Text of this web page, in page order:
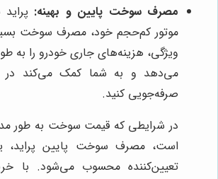
مصرف سوخت پایین و بهینه:
موتور کم‌حجم خود، مصرف سوخت
ویژگی، هزینه‌های جاری خودرو را
می‌دهد و به شما کمک می‌کند در
صرفه‌جویی کنید.
در شرایطی که قیمت سوخت به طور
است، مصرف سوخت پایین
تعیین‌کننده محسوب می‌شود. با